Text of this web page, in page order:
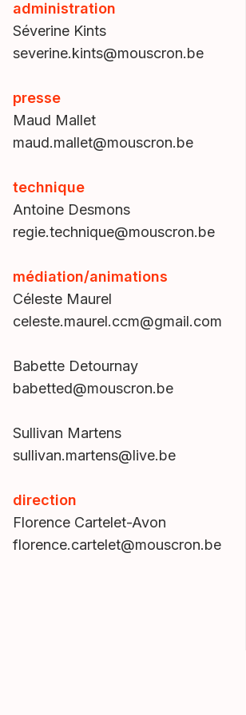
administration
Séverine Kints
severine.kints@mouscron.be
presse
Maud Mallet
maud.mallet@mouscron.be
technique
Antoine Desmons
regie.technique@mouscron.be
médiation/animations
Céleste Maurel
celeste.maurel.ccm@gmail.com
Babette Detournay
babetted@mouscron.be
Sullivan Martens
sullivan.martens@live.be
direction
Florence Cartelet-Avon
florence.cartelet@mouscron.be